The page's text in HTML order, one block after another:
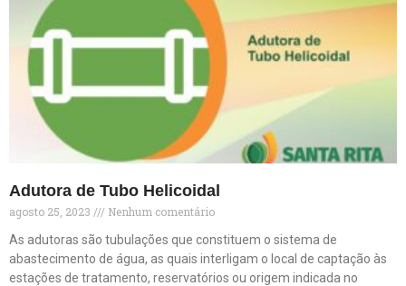
Adutora de Tubo Helicoidal
agosto 25, 2023
Nenhum comentário
As adutoras são tubulações que constituem o sistema de
abastecimento de água, as quais interligam o local de captação às
estações de tratamento, reservatórios ou origem indicada no